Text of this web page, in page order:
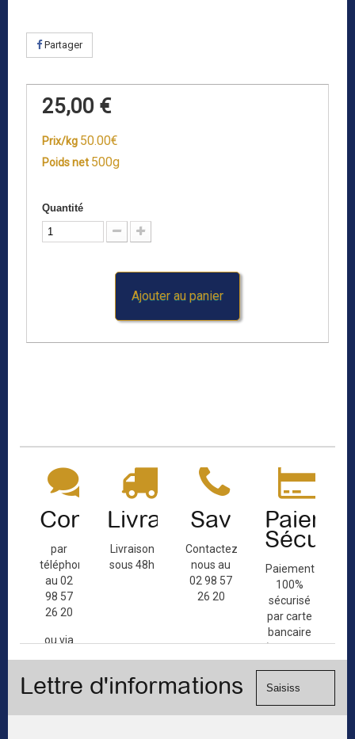
Partager
25,00 €
Prix/kg 50.00€
Poids net 500g
Quantité
Ajouter au panier
Contact
par
téléphone
au 02
98 57
26 20
ou via
de
Livraison
Livraison
sous 48h
Sav
Contactez-
nous au
02 98 57
26 20
Paiement
100%
sécurisé
par carte
bancaire
(Mastercard,
Visa, ...) et
Lettre d'informations